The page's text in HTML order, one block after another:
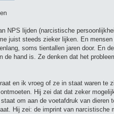
NPS lijden (narcistische
juist steeds zieker lijken. En
soms tientallen jaren door. En
de hand is. Ze denken dat het
en ik vroeg of ze in staat waren
Hij zei dat dat zeker
om aan de voetafdruk van
Hij zei: de imprint van